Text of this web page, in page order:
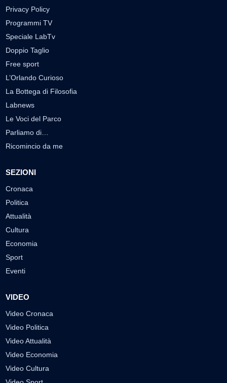
Privacy Policy
Programmi TV
Speciale LabTv
Doppio Taglio
Free sport
L’Orlando Curioso
La Bottega di Filosofia
Labnews
Le Voci del Parco
Parliamo di…
Ricomincio da me
SEZIONI
Cronaca
Politica
Attualità
Cultura
Economia
Sport
Eventi
VIDEO
Video Cronaca
Video Politica
Video Attualità
Video Economia
Video Cultura